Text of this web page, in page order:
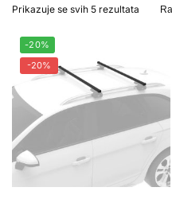
Prikazuje se svih 5 rezultata
-20%
-20%